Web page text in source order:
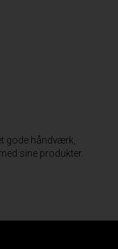
gode håndværk,
sine produkter.